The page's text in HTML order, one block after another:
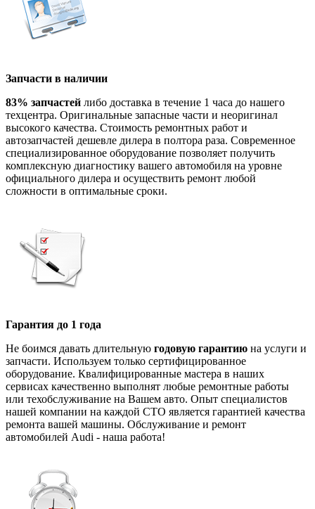
Запчасти в наличии
83% запчастей либо доставка в течение 1 часа до нашего
техцентра. Оригинальные запасные части и неоригинал
высокого качества. Стоимость ремонтных работ и
автозапчастей дешевле дилера в полтора раза. Современное
специализированное оборудование позволяет получить
комплексную диагностику вашего автомобиля на уровне
официального дилера и осуществить ремонт любой
сложности в оптимальные сроки.
Гарантия до 1 года
Не боимся давать длительную годовую гарантию на услуги и
запчасти. Используем только сертифицированное
оборудование. Квалифицированные мастера в наших
сервисах качественно выполнят любые ремонтные работы
или техобслуживание на Вашем авто. Опыт специалистов
нашей компании на каждой СТО является гарантией качества
ремонта вашей машины. Обслуживание и ремонт
автомобилей Audi - наша работа!